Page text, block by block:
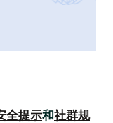
全提示和社群规